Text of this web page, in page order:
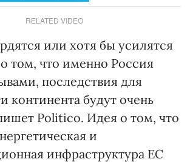
RELATED VIDEO
или хотя бы усилятся
том, что именно Россия
последствия для
континента будут очень
Politico. Идея о том, что
и
инфраструктура ЕС